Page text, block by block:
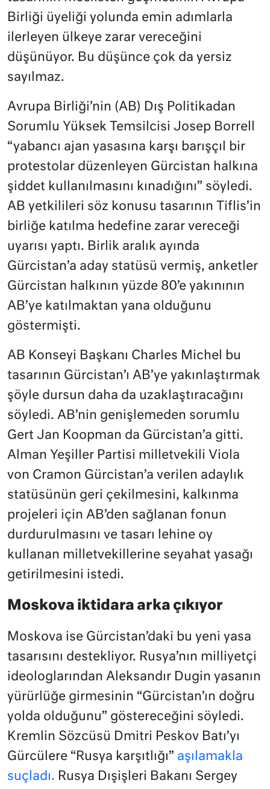
Birliği üyeliği yolunda emin adımlarla
ilerleyen ülkeye zarar vereceğini
düşünüyor. Bu düşünce çok da yersiz
sayılmaz.
Avrupa Birliği’nin (AB) Dış Politikadan
Sorumlu Yüksek Temsilcisi Josep Borrell
“yabancı ajan yasasına karşı barışçıl bir
protestolar düzenleyen Gürcistan halkına
şiddet kullanılmasını kınadığını” söyledi.
AB yetkilileri söz konusu tasarının Tiflis’in
birliğe katılma hedefine zarar vereceği
uyarısı yaptı. Birlik aralık ayında
Gürcistan’a aday statüsü vermiş, anketler
Gürcistan halkının yüzde 80’e yakınının
AB’ye katılmaktan yana olduğunu
göstermişti.
AB Konseyi Başkanı Charles Michel bu
tasarının Gürcistan’ı AB’ye yakınlaştırmak
şöyle dursun daha da uzaklaştıracağını
söyledi. AB’nin genişlemeden sorumlu
Gert Jan Koopman da Gürcistan’a gitti.
Alman Yeşiller Partisi milletvekili Viola
von Cramon Gürcistan’a verilen adaylık
statüsünün geri çekilmesini, kalkınma
projeleri için AB’den sağlanan fonun
durdurulmasını ve tasarı lehine oy
kullanan milletvekillerine seyahat yasağı
getirilmesini istedi.
Moskova iktidara arka çıkıyor
Moskova ise Gürcistan’daki bu yeni yasa
tasarısını destekliyor. Rusya’nın milliyetçi
ideologlarından Aleksandır Dugin yasanın
yürürlüğe girmesinin “Gürcistan’ın doğru
yolda olduğunu” göstereceğini söyledi.
Kremlin Sözcüsü Dmitri Peskov Batı’yı
Gürcülere “Rusya karşıtlığı” aşılamakla
suçladı. Rusya Dışişleri Bakanı Sergey